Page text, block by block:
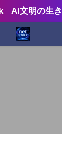
AI文明の生